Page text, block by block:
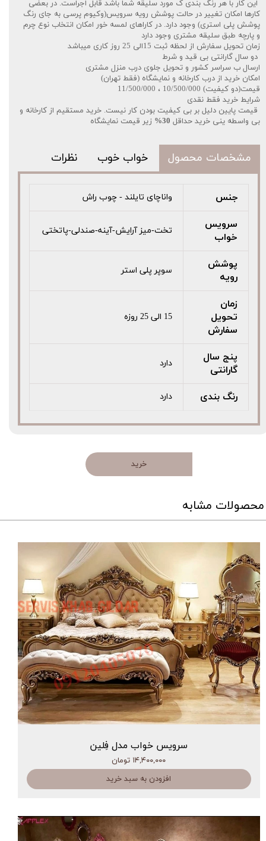
این کار با هر رنگ بندی ک مورد سلیقه شما باشد قابل اجراست. در بعضی
کارها امکان تغییر در حالت پوشش رویه سرویس(وکیوم پرسی به جای رنگ
پوشش پلی استری) وجود دارد. در کاراهای لمسه خور امکان انتخاب نوع چرم
و پارچه طبق سلیقه مشتری وجود دارد
زمان تحویل سفارش از لحظه ثبت 15الی 25 روز کاری میباشد
دو سال گارانتی بی قید و شرط
ارسال ب سراسر کشور و تحویل جلوی درب منزل مشتری
امکان خرید از درب کارخانه و نمایشگاه (فقط تهران)
قیمت(دو کیفیت) 10/500/000 ، 11/500/000
شرایط خرید فقط نقدی
قیمت پایین دلیل بر بی کیفیت بودن کار نیست. خرید مستقیم از کارخانه و
بی واسطه ینی خرید حداقل
زیر قیمت نمایشگاه
مشخصات محصول خواب خوب نظرات
جنس واناچای تایلند - چوب راش
سرویس
خواب
تخت-میز آرایش-آینه-صندلی-پاتختی
پوشش
رویه
سوپر پلی استر
زمان
تحویل
سفارش
15 الی 25 روزه
پنج سال
گارانتی
دارد
رنگ بندی دارد
خرید
محصولات مشابه
سرویس خواب مدل فِلین
۱۴,۴۰۰,۰۰۰ تومان
افزودن به سبد خرید